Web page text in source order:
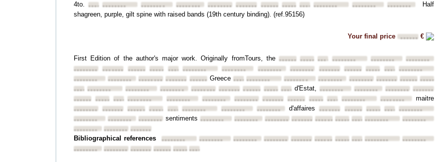
4to.•••••••••••••••• •••••••• •••••••• •••••••• •••••••• •••••••••••••••••••••••••••••••• •••••••• ••••••••
Half
shagreen, purple, gilt spine with raised bands (19th century binding). (ref.95156)
Your final price •••••• €
First Edition of the author's major work. Originally fromTours, the •••••••••••••••••••••••••••••••• ••••••••
••••••••
••••••••
•••••••• •••••••••••••••••••••••••••••••• •••••••• •••••••• •••••••• •••••••• ••••••••••••••••••••••••••••••••
••••••••
•••••••• •••••••• ••••••••••••••••Greece •••••••••••••••• •••••••• •••••••• •••••••• ••••••••••••••••••••••••
•••••••••••••••• •••••••• •••••••• •••••••• ••••••••••••••••••••••••••••••••
d'Estat, •••••••• •••••••• •••••••• ••••••••
•••••••••••••••••••••••••••••••• •••••••• •••••••• •••••••• •••••••• •••••••••••••••••••••••••••••••• ••••••••
maitre
••••••••
•••••••• •••••••••••••••••••••••••••••••• •••••••• •••••••• d'affaires•••••••• ••••••••••••••••••••••••••••••••
••••••••
•••••••• •••••••• sentiments •••••••• •••••••• •••••••• ••••••••••••••••••••••••••••••••••••••••
••••••••
••••••••
•••••••• ••••••••
Bibliographical references •••••••• •••••••• •••••••• •••••••• ••••••••••••••••••••••••••••••••••••••••
••••••••
••••••••
•••••••• ••••••••••••••••••••••••••••••••